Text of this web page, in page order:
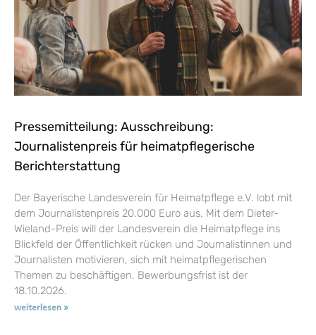
Pressemitteilung: Ausschreibung:
Journalistenpreis für heimatpflegerische
Berichterstattung
Der Bayerische Landesverein für Heimatpflege e.V. lobt mit
dem Journalistenpreis 20.000 Euro aus. Mit dem Dieter-
Wieland-Preis will der Landesverein die Heimatpflege ins
Blickfeld der Öffentlichkeit rücken und Journalistinnen und
Journalisten motivieren, sich mit heimatpflegerischen
Themen zu beschäftigen. Bewerbungsfrist ist der
18.10.2026.
weiterlesen »